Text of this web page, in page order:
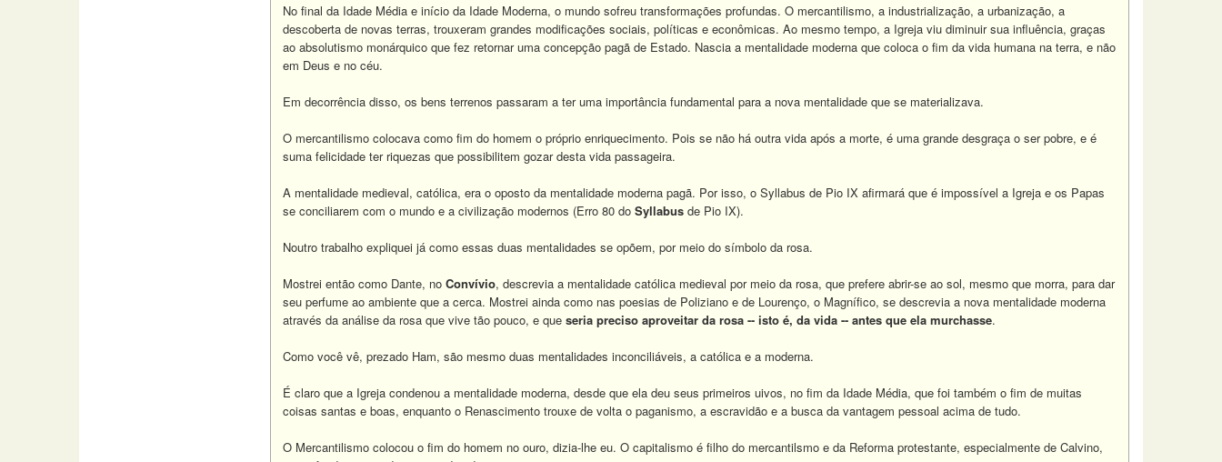
No final da Idade Média e início da Idade Moderna, o mundo sofreu transformações profundas. O mercantilismo, a industrialização, a urbanização, a
descoberta de novas terras, trouxeram grandes modificações sociais, políticas e econômicas. Ao mesmo tempo, a Igreja viu diminuir sua influência, graças
ao absolutismo monárquico que fez retornar uma concepção pagã de Estado. Nascia a mentalidade moderna que coloca o fim da vida humana na terra, e não
em Deus e no céu.
Em decorrência disso, os bens terrenos passaram a ter uma importância fundamental para a nova mentalidade que se materializava.
O mercantilismo colocava como fim do homem o próprio enriquecimento. Pois se não há outra vida após a morte, é uma grande desgraça o ser pobre, e é
suma felicidade ter riquezas que possibilitem gozar desta vida passageira.
A mentalidade medieval, católica, era o oposto da mentalidade moderna pagã. Por isso, o Syllabus de Pio IX afirmará que é impossível a Igreja e os Papas
se conciliarem com o mundo e a civilização modernos (Erro 80 do Syllabus de Pio IX).
Noutro trabalho expliquei já como essas duas mentalidades se opõem, por meio do símbolo da rosa.
Mostrei então como Dante, no Convívio, descrevia a mentalidade católica medieval por meio da rosa, que prefere abrir-se ao sol, mesmo que morra, para dar
seu perfume ao ambiente que a cerca. Mostrei ainda como nas poesias de Poliziano e de Lourenço, o Magnífico, se descrevia a nova mentalidade moderna
através da análise da rosa que vive tão pouco, e que seria preciso aproveitar da rosa -- isto é, da vida -- antes que ela murchasse.
Como você vê, prezado Ham, são mesmo duas mentalidades inconciliáveis, a católica e a moderna.
É claro que a Igreja condenou a mentalidade moderna, desde que ela deu seus primeiros uivos, no fim da Idade Média, que foi também o fim de muitas
coisas santas e boas, enquanto o Renascimento trouxe de volta o paganismo, a escravidão e a busca da vantagem pessoal acima de tudo.
O Mercantilismo colocou o fim do homem no ouro, dizia-lhe eu. O capitalismo é filho do mercantilsmo e da Reforma protestante, especialmente de Calvino,